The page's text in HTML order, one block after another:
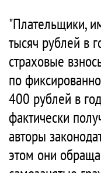
"Плательщики,
тысяч рублей в
страховые
по
400 рублей в
фактически
авторы
этом они